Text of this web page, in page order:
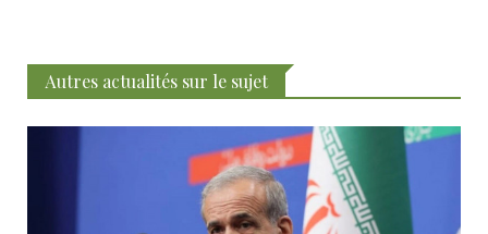
Autres actualités sur le sujet